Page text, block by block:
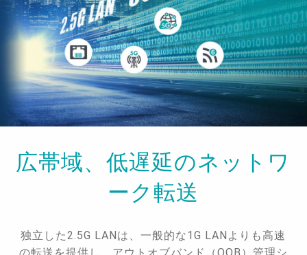
広帯域、低遅延のネットワ
ーク転送
独立した2.5G LANは、一般的な1G LANよりも高速